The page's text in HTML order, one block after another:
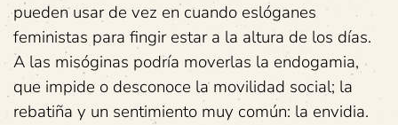
pueden usar de vez en cuando eslóganes
feministas para fingir estar a la altura de los días.
A las misóginas podría moverlas la endogamia,
que impide o desconoce la movilidad social; la
rebatiña y un sentimiento muy común: la envidia.